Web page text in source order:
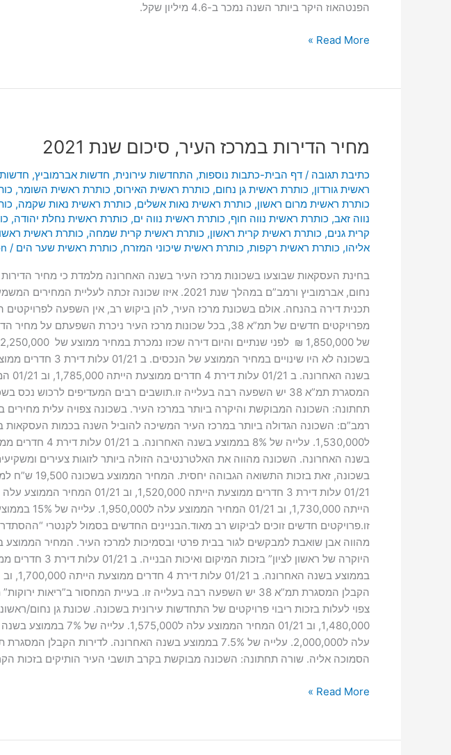
הפנטהאוז היקר ביותר השנה נמכר ב-4.6 מיליון שקל.
Read More »
מחיר הדירות במרכז העיר, סיכום שנת 2021
כתיבת תגובה / דף הבית-כתבות נוספות, התחדשות עירונית, חדשות אברמוביץ,
ראשית גורדון, כותרת ראשית גן נחום, כותרת ראשית האירוס, כותרת ראשית השומר,
כותרת ראשית מרום ראשון, כותרת ראשית נאות אשלים, כותרת ראשית נאות שקמה,
נווה זאב, כותרת ראשית נווה חוף, כותרת ראשית נווה ים, כותרת ראשית נחלת יהודה,
קרית גנים, כותרת ראשית קרית ראשון, כותרת ראשית קרית שמחה, כותרת ראשית
אליהו, כותרת ראשית רקפות, כותרת ראשית שיכוני המזרח, כותרת ראשית שער הים /
בחינת העסקאות שבוצעו בשכונות מרכז העיר בשנה האחרונה מלמדת כי מחיר
נחום, אברמוביץ ורמב”ם במהלך שנת 2021. איזו
תכנית דירה בהנחה. אולם בשכונת מרכז העיר, להן ביקוש רב, אין השפעה
המסגרת תמ”א 38 יש השפעה רבה בעלייה זו.תושבים רבים המעדיפים
בשנה האחרונה. השכונה מהווה את האלטרנטיבה הזולה ביותר לזוגות צעירים
בשכונה,
הסמוכה אליה. שורה תחתונה: השכונה מבוקשת בקרב תושבי העיר הותיקים בזכות הקרבה
הדירות
העיר,
סיכום
שנת
Read More »